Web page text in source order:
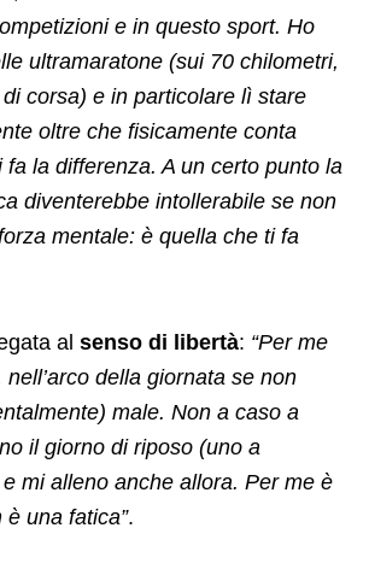
e in questo sport. Ho
ultramaratone (sui 70 chilometri,
di corsa) e in particolare lì stare
oltre che fisicamente conta
fa la differenza. A un certo punto la
diventerebbe intollerabile se non
mentale: è quella che ti fa
al senso di libertà: “Per me
della giornata se non
male. Non a caso a
il giorno di riposo (uno a
mi alleno anche allora. Per me è
una fatica”.